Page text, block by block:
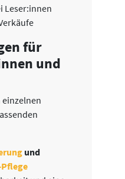
Leser:innen
für
und
und